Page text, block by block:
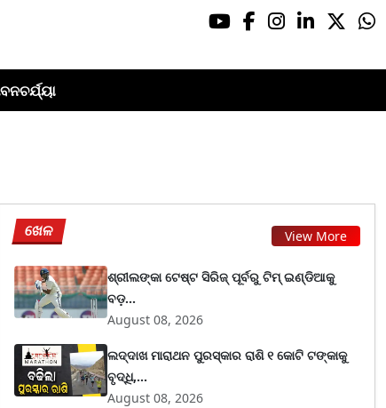
ଖେଳ View More
ଶ୍ରୀଲଙ୍କା ଟେଷ୍ଟ ସିରିଜ୍‌ ପୂର୍ବରୁ ଟିମ୍‌ ଇଣ୍ଡିଆକୁ
ବଡ଼...
August 08, 2026
ଲଦ୍ଦାଖ ମାରାଥନ ପୁରସ୍କାର ରାଶି ୧ କୋଟି ଟଙ୍କାକୁ
ବୃଦ୍ଧି,...
August 08, 2026